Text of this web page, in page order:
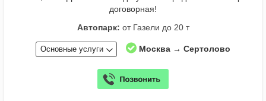
договорная!
Автопарк: от Газели до 20 т
Основные услуги Москва → Сертолово